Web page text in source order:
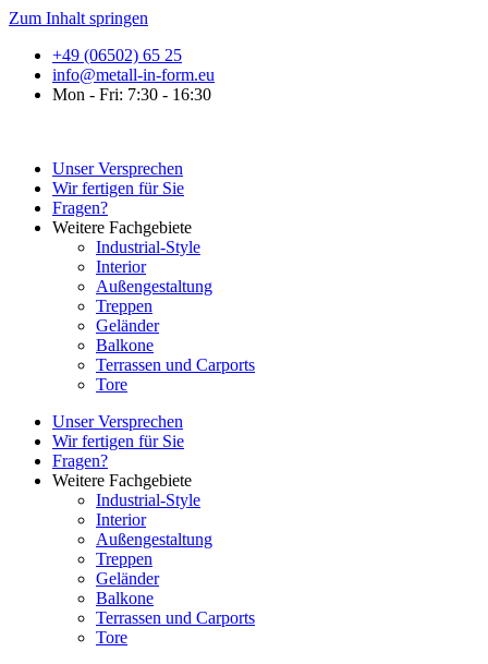
Zum Inhalt springen
+49 (06502) 65 25
info@metall-in-form.eu
Mon - Fri: 7:30 - 16:30
Unser Versprechen
Wir fertigen für Sie
Fragen?
Weitere Fachgebiete
Industrial-Style
Interior
Außengestaltung
Treppen
Geländer
Balkone
Terrassen und Carports
Tore
Unser Versprechen
Wir fertigen für Sie
Fragen?
Weitere Fachgebiete
Industrial-Style
Interior
Außengestaltung
Treppen
Geländer
Balkone
Terrassen und Carports
Tore